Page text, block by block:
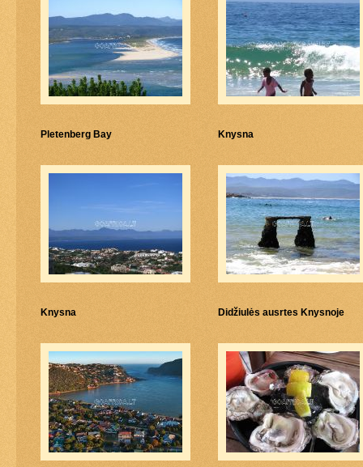
Pletenberg Bay Knysna
Knysna Didžiulės ausrtes Knysnoje